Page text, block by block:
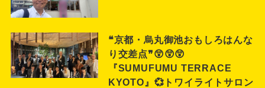
❝京都・烏丸御池おもしろはんな
り交差点❞😲😲😲
『SUMUFUMU TERRACE
KYOTO』💞トワイライトサロン